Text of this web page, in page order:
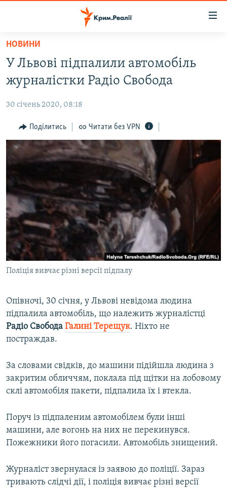
Перейти
основного
матеріалу
Перейти
до
навігації
Перейти
ВІДЕО ТА ФОТО
ПОЛІТИКА
БЛОГИ
ПОГЛЯД
ІНТЕРВ'Ю
ВСЕ ЗА ДЕНЬ
СПЕЦПРОЕКТИ
ДЕПОРТАЦІЯ
ВІДЕОУРОКИ «ELIFBE»
СВІДЧЕННЯ ОКУПАЦІЇ
УКРАЇНСЬКА ПРОБЛЕМА КРИМУ
ЯК ОБІЙТИ БЛОКУВАННЯ
Русский
Qırımtatar
Усі сайти RFE/RL
НОВИНИ
У Львові підпалили автомобіль
журналістки Радіо Свобода
30 січень 2020, 08:18
Поділитись Читати без VPN
Поліція вивчає різні версії підпалу
Опівночі, 30 січня, у Львові невідома людина
підпалила автомобіль, що належить журналістці
Радіо Свобода Галині Терещук. Ніхто не
постраждав.
За словами свідків, до машини підійшла людина з
закритим обличчям, поклала під щітки на лобовому
склі автомобіля пакети, підпалила їх і втекла.
Поруч із підпаленим автомобілем були інші
машини, але вогонь на них не перекинувся.
Пожежники його погасили. Автомобіль знищений.
Журналіст звернулася із заявою до поліції. Зараз
тривають слідчі дії, і поліція вивчає різні версії